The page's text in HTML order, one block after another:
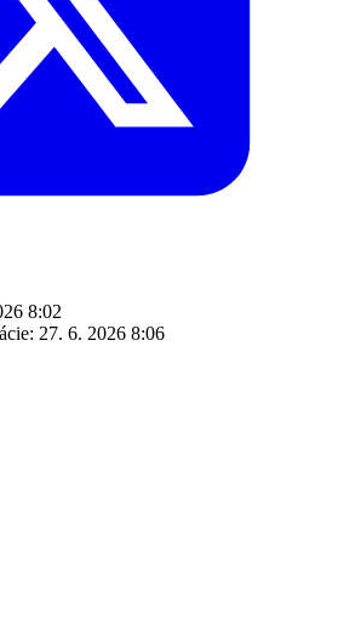
8:02
27. 6. 2026 8:06